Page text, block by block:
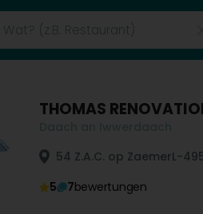
THOMAS
54 Z.A.C. op ZaemerL-
5
7bewertungen